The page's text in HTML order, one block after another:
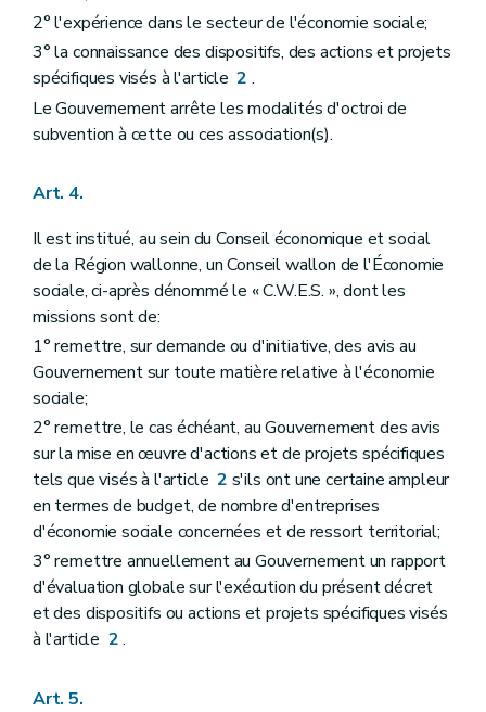
2° l'expérience dans le secteur de l'économie sociale;
3° la connaissance des dispositifs, des actions et projets
spécifiques visés à l'article2 .
Le Gouvernement arrête les modalités d'octroi de
subvention à cette ou ces association(s).
Art. 4.
Il est institué, au sein du Conseil économique et social
de la Région wallonne, un Conseil wallon de l'Économie
sociale, ci-après dénommé le « C.W.E.S. », dont les
missions sont de:
1° remettre, sur demande ou d'initiative, des avis au
Gouvernement sur toute matière relative à l'économie
sociale;
2° remettre, le cas échéant, au Gouvernement des avis
sur la mise en œuvre d'actions et de projets spécifiques
tels que visés à l'article 2 s'ils ont une certaine ampleur
en termes de budget, de nombre d'entreprises
d'économie sociale concernées et de ressort territorial;
3° remettre annuellement au Gouvernement un rapport
d'évaluation globale sur l'exécution du présent décret
et des dispositifs ou actions et projets spécifiques visés
à l'article 2.
Art. 5.